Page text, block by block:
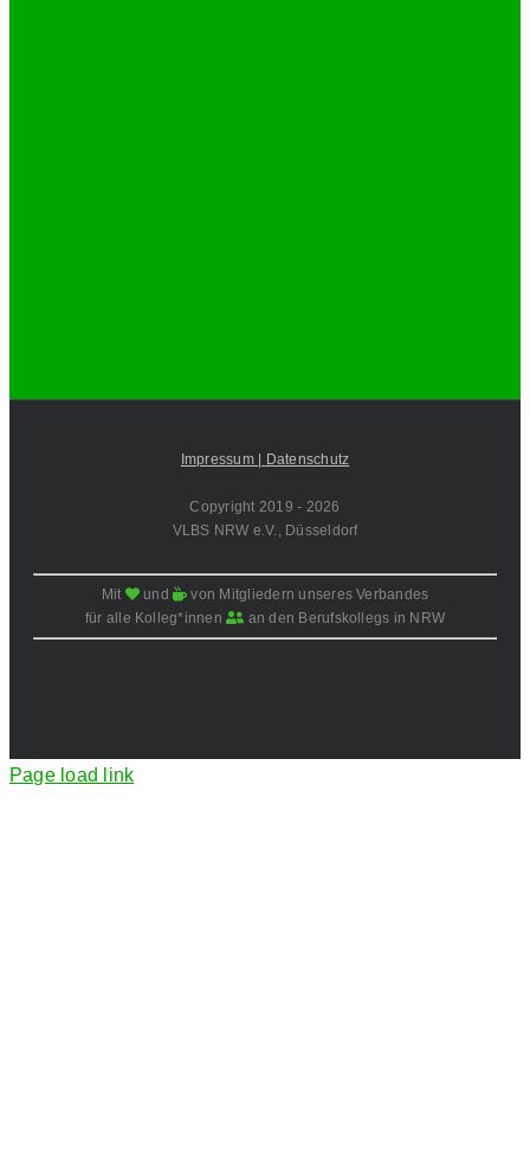
Impressum | Datenschutz
Copyright 2019 - 2026
VLBS NRW e.V., Düsseldorf
Mit und
von Mitgliedern unseres Verbandes
für alle Kolleg*innen
an den Berufskollegs in NRW
Page load link